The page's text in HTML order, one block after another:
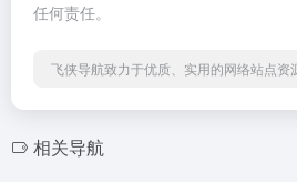
任何责任。
飞侠导航致力于优质、实用的网络站点资
相关导航